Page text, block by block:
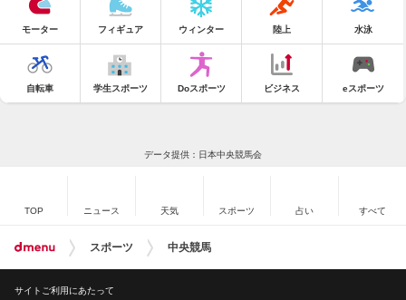
モーター フィギュア ウィンター 陸上 水泳
自転車 学生スポーツ Doスポーツ ビジネス eスポーツ
データ提供：日本中央競馬会
TOP ニュース 天気 スポーツ 占い すべて
スポーツ 中央競馬
サイトご利用にあたって